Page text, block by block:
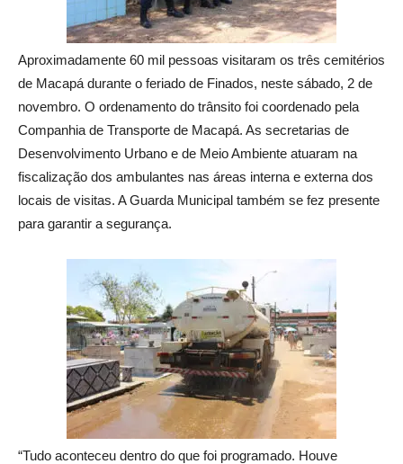
Aproximadamente 60 mil pessoas visitaram os três cemitérios
de Macapá durante o feriado de Finados, neste sábado, 2 de
novembro. O ordenamento do trânsito foi coordenado pela
Companhia de Transporte de Macapá. As secretarias de
Desenvolvimento Urbano e de Meio Ambiente atuaram na
fiscalização dos ambulantes nas áreas interna e externa dos
locais de visitas. A Guarda Municipal também se fez presente
para garantir a segurança.
“Tudo aconteceu dentro do que foi programado. Houve